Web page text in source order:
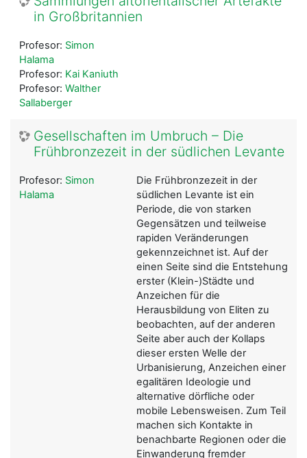
in Großbritannien
Profesor: Simon
Halama
Profesor: Kai Kaniuth
Profesor: Walther
Sallaberger
Gesellschaften im Umbruch – Die
Frühbronzezeit in der südlichen Levante
Die Frühbronzezeit in der
südlichen Levante ist ein
Periode, die von starken
Gegensätzen und teilweise
rapiden Veränderungen
gekennzeichnet ist. Auf der
einen Seite sind die Entstehung
erster (Klein-)Städte und
Anzeichen für die
Herausbildung von Eliten zu
beobachten, auf der anderen
Seite aber auch der Kollaps
dieser ersten Welle der
Urbanisierung, Anzeichen einer
egalitären Ideologie und
alternative dörfliche oder
mobile Lebensweisen. Zum Teil
machen sich Kontakte in
benachbarte Regionen oder die
Einwanderung fremder
Profesor: Simon
Halama